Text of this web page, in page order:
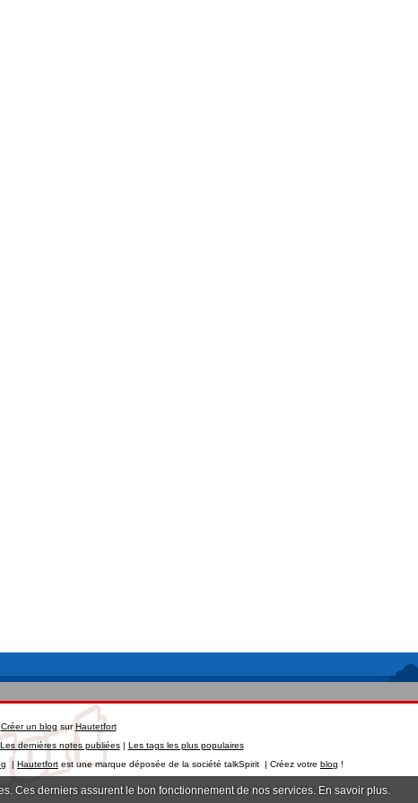
Ces derniers assurent le bon fonctionnement de nos services. En savoir plus.
Créer un blog surHautetfort
Les dernières notes publiées| Les tags les plus populaires
| Hautetfort est une marque déposée de la société talkSpirit | Créez votre blog !